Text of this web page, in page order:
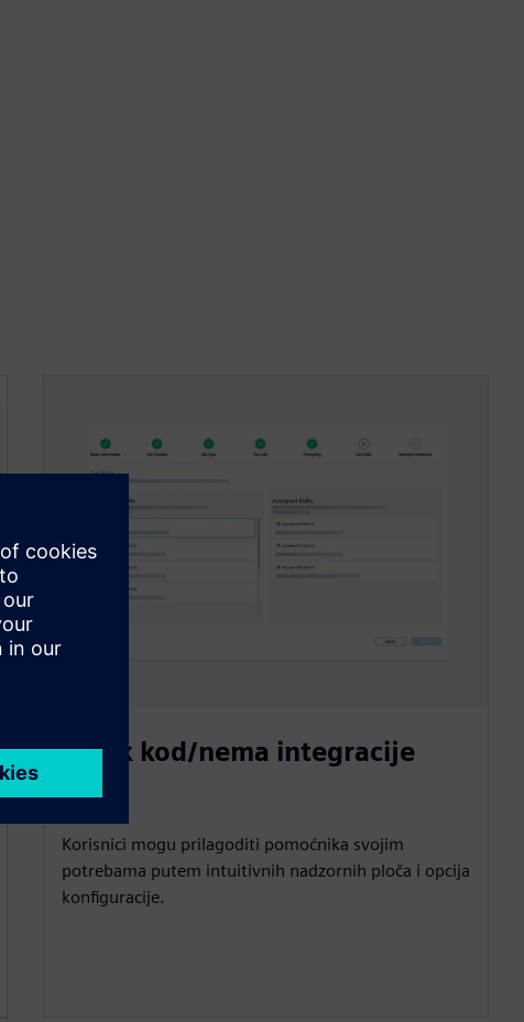
Nizak kod/nema integracije
Korisnici mogu prilagoditi pomoćnika svojim
potrebama putem intuitivnih nadzornih ploča i opcija
konfiguracije.